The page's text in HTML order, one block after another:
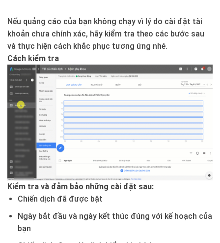
Nếu quảng cáo của bạn không chạy vì lý do cài đặt tài
khoản chưa chính xác, hãy kiểm tra theo các bước sau
và thực hiện cách khắc phục tương ứng nhé.
Cách kiểm tra
Kiểm tra và đảm bảo những cài đặt sau:
Chiến dịch đã được bật
Ngày bắt đầu và ngày kết thúc đúng với kế hoạch của
bạn